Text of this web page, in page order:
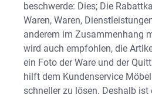
beschwerde: Dies; Die
Waren, Waren,
anderem im Zusammenhang
wird auch empfohlen, die
ein Foto der Ware und der
hilft dem Kundenservice
schneller zu lösen. Deshalb ist